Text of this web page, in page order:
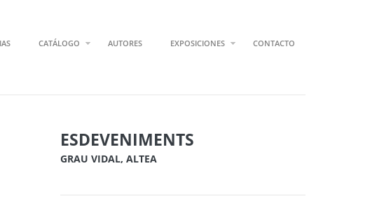
CATÁLOGO AUTORES EXPOSICIONES CONTACTO
ESDEVENIMENTS
GRAU VIDAL, ALTEA